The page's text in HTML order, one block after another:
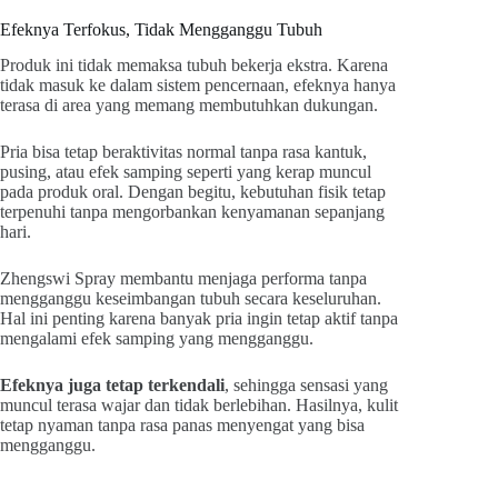
Efeknya Terfokus, Tidak Mengganggu Tubuh
Produk ini tidak memaksa tubuh bekerja ekstra. Karena
tidak masuk ke dalam sistem pencernaan, efeknya hanya
terasa di area yang memang membutuhkan dukungan.
Pria bisa tetap beraktivitas normal tanpa rasa kantuk,
pusing, atau efek samping seperti yang kerap muncul
pada produk oral. Dengan begitu, kebutuhan fisik tetap
terpenuhi tanpa mengorbankan kenyamanan sepanjang
hari.
Zhengswi Spray membantu menjaga performa tanpa
mengganggu keseimbangan tubuh secara keseluruhan.
Hal ini penting karena banyak pria ingin tetap aktif tanpa
mengalami efek samping yang mengganggu.
Efeknya juga tetap terkendali, sehingga sensasi yang
muncul terasa wajar dan tidak berlebihan. Hasilnya, kulit
tetap nyaman tanpa rasa panas menyengat yang bisa
mengganggu.